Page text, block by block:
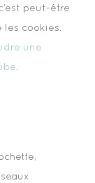
peut-être
les cookies.
une
.